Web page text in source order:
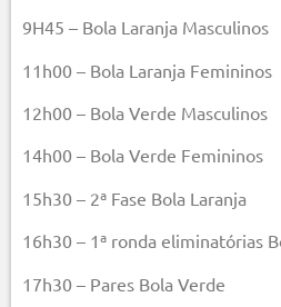
9H45 – Bola Laranja Masculinos
11h00 – Bola Laranja Femininos
12h00 – Bola Verde Masculinos
14h00 – Bola Verde Femininos
15h30 – 2ª Fase Bola Laranja
16h30 – 1ª ronda eliminatórias
17h30 – Pares Bola Verde